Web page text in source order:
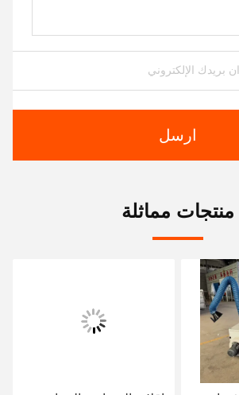
ارسل
منتجات مماثلة